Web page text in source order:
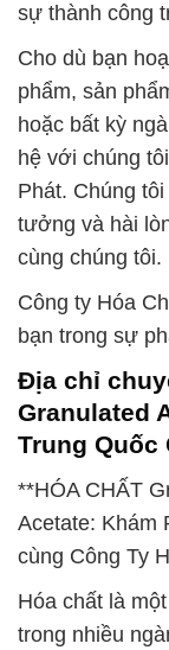
sự thành công
Cho dù bạn
phẩm, sản
hoặc bất kỳ
hệ với chúng
Phát. Chúng
tưởng và hài
cùng chúng tôi.
Công ty Hóa
bạn trong sự
Địa chỉ
Granulated
Trung Quốc
**HÓA CHẤT
Acetate: Khám
cùng Công Ty
Hóa chất là
trong nhiều